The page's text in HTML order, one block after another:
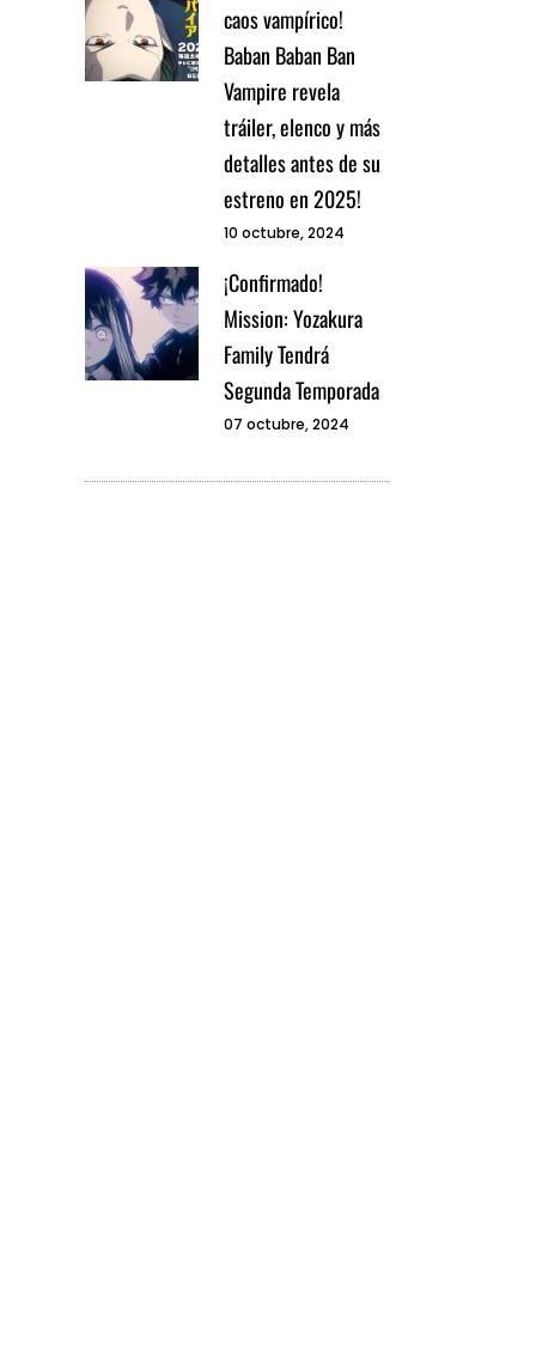
caos vampírico!
Baban Baban Ban
Vampire revela
tráiler, elenco y más
detalles antes de su
estreno en 2025!
10 octubre, 2024
¡Confirmado!
Mission: Yozakura
Family Tendrá
Segunda Temporada
07 octubre, 2024